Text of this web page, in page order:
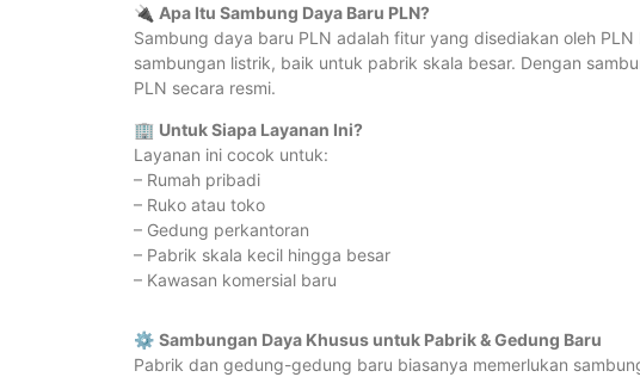
🔌 Apa Itu Sambung Daya Baru PLN?
Sambung daya baru PLN adalah fitur yang disediakan oleh
sambungan listrik, baik untuk pabrik skala besar. Dengan
PLN secara resmi.
🏢 Untuk Siapa Layanan Ini?
Layanan ini cocok untuk:
– Rumah pribadi
– Ruko atau toko
– Gedung perkantoran
– Pabrik skala kecil hingga besar
– Kawasan komersial baru
⚙️ Sambungan Daya Khusus untuk Pabrik & Gedung Baru
Pabrik dan gedung-gedung baru biasanya memerlukan